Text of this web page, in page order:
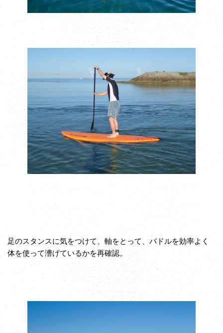
足のスタンスに気をつけて、軸をとって、パドルを効率よく
体を使って漕げているかを再確認。